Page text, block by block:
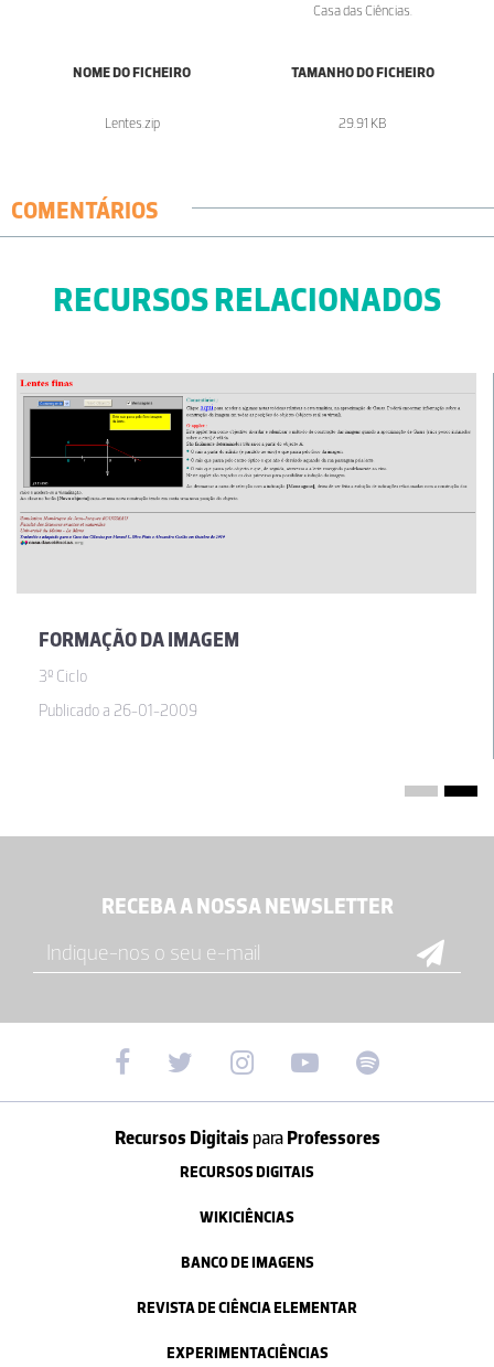
Casa das Ciências.
NOME DO FICHEIRO
Lentes.zip
TAMANHO DO FICHEIRO
29.91 KB
COMENTÁRIOS
RECURSOS RELACIONADOS
FORMAÇÃO DA IMAGEM
3º Ciclo
Publicado a 26-01-2009
RECEBA A NOSSA NEWSLETTER
Recursos Digitais paraProfessores
RECURSOS DIGITAIS
WIKICIÊNCIAS
BANCO DE IMAGENS
REVISTA DE CIÊNCIA ELEMENTAR
EXPERIMENTACIÊNCIAS